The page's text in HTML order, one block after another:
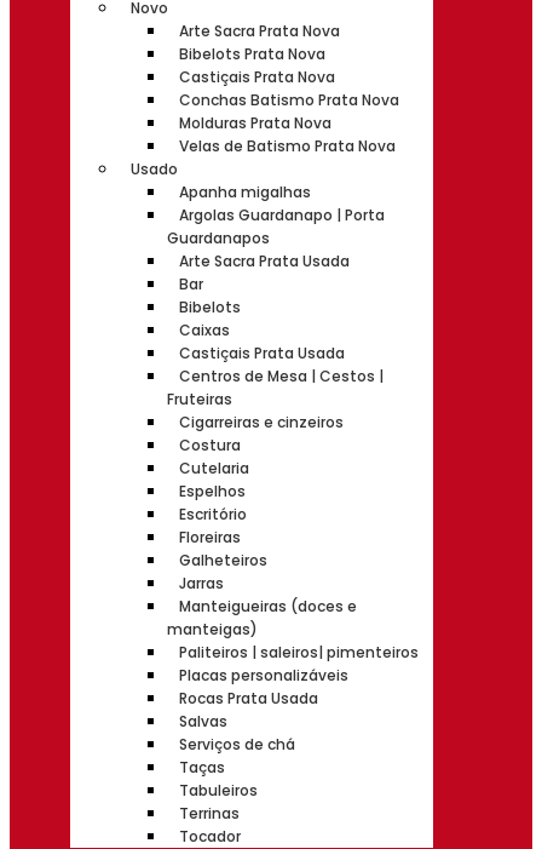
Novo
Arte Sacra Prata Nova
Bibelots Prata Nova
Castiçais Prata Nova
Conchas Batismo Prata Nova
Molduras Prata Nova
Velas de Batismo Prata Nova
Usado
Apanha migalhas
Argolas Guardanapo | Porta
Guardanapos
Arte Sacra Prata Usada
Bar
Bibelots
Caixas
Castiçais Prata Usada
Centros de Mesa | Cestos |
Fruteiras
Cigarreiras e cinzeiros
Costura
Cutelaria
Espelhos
Escritório
Floreiras
Galheteiros
Jarras
Manteigueiras (doces e
manteigas)
Paliteiros | saleiros| pimenteiros
Placas personalizáveis
Rocas Prata Usada
Salvas
Serviços de chá
Taças
Tabuleiros
Terrinas
Tocador